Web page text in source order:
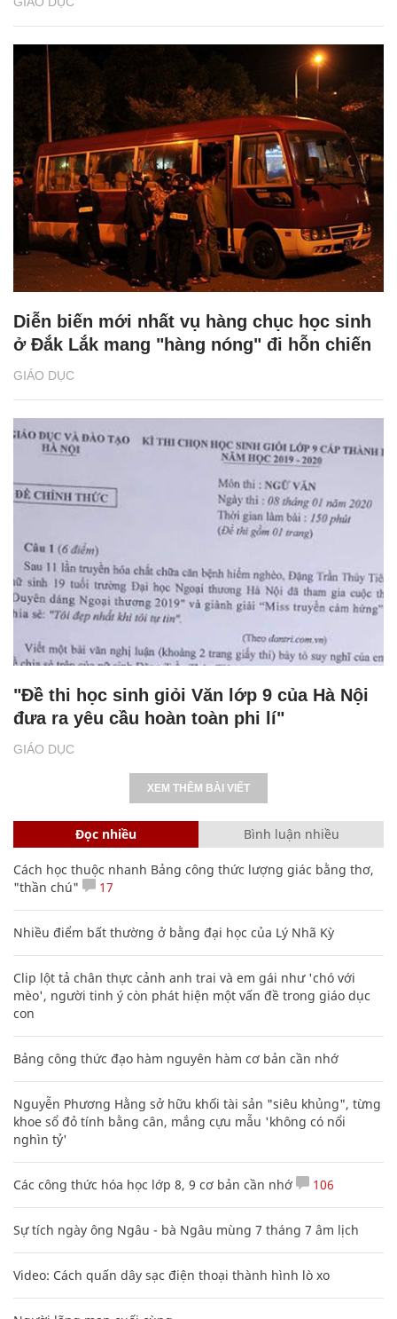
GIÁO DỤC
Diễn biến mới nhất vụ hàng chục học sinh
ở Đắk Lắk mang "hàng nóng" đi hỗn chiến
GIÁO DỤC
"Đề thi học sinh giỏi Văn lớp 9 của Hà Nội
đưa ra yêu cầu hoàn toàn phi lí"
XEM THÊM BÀI VIẾT
Đọc nhiều Bình luận nhiều
Cách học thuộc nhanh Bảng công thức lượng giác bằng thơ,
"thần chú"
17
Nhiều điểm bất thường ở bằng đại học của Lý Nhã Kỳ
Clip lột tả chân thực cảnh anh trai và em gái như 'chó với
mèo', người tinh ý còn phát hiện một vấn đề trong giáo dục
con
Bảng công thức đạo hàm nguyên hàm cơ bản cần nhớ
Nguyễn Phương Hằng sở hữu khối tài sản "siêu khủng", từng
khoe sổ đỏ tính bằng cân, mắng cựu mẫu 'không có nổi
nghìn tỷ'
Các công thức hóa học lớp 8, 9 cơ bản cần nhớ 106
Sự tích ngày ông Ngâu - bà Ngâu mùng 7 tháng 7 âm lịch
Video: Cách quấn dây sạc điện thoại thành hình lò xo